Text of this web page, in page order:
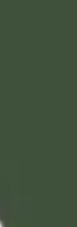
يجريان في
العز والعلم.